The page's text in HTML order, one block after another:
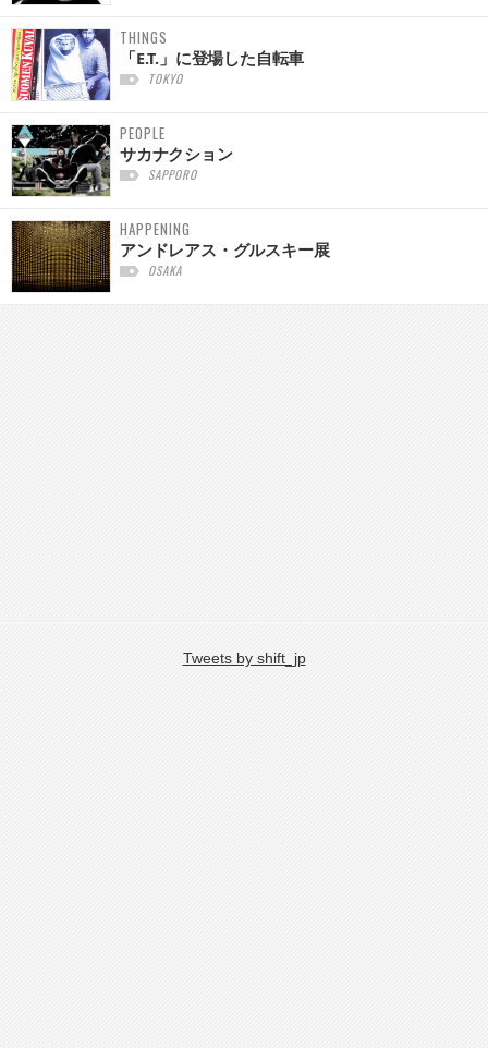
THINGS
「E.T.」に登場した自転車
TOKYO
PEOPLE
サカナクション
SAPPORO
HAPPENING
アンドレアス・グルスキー展
OSAKA
Tweets by shift_jp